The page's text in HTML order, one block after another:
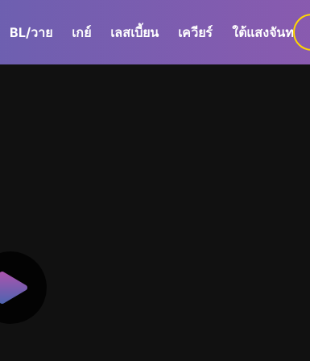
BL/วาย เกย์ เลสเบี้ยน เควียร์ ใต้แสงจันทร์